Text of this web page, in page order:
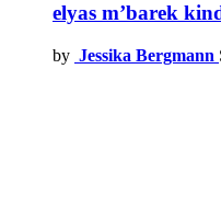
elyas m’barek
by Jessika Bergmann